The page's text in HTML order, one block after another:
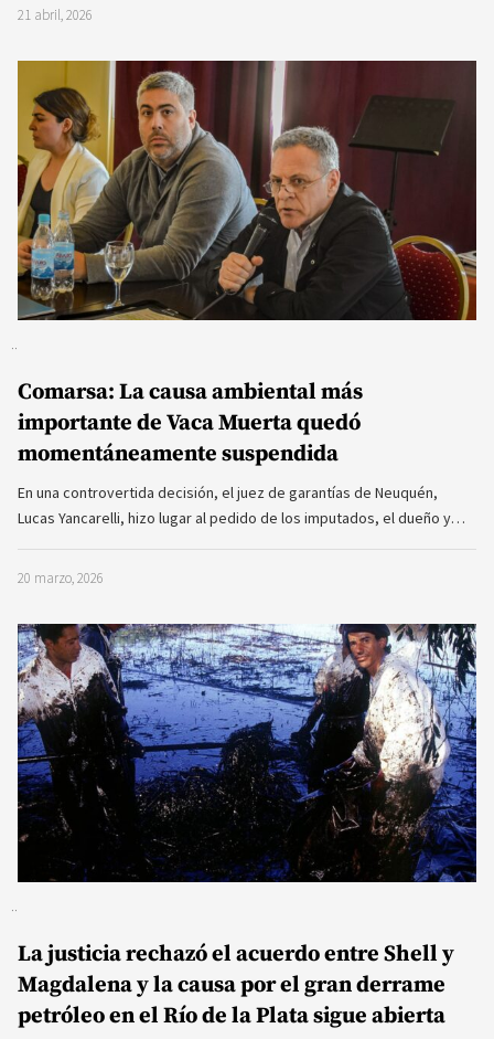
21 abril, 2026
Comarsa: La causa ambiental más
importante de Vaca Muerta quedó
momentáneamente suspendida
En una controvertida decisión, el juez de garantías de Neuquén,
Lucas Yancarelli, hizo lugar al pedido de los imputados, el dueño y…
20 marzo, 2026
La justicia rechazó el acuerdo entre Shell y
Magdalena y la causa por el gran derrame
petróleo en el Río de la Plata sigue abierta